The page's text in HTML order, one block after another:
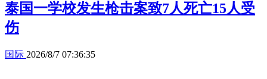
泰国一学校发生枪击案致7人死亡15人受
伤
国际 2026/8/7 07:36:35